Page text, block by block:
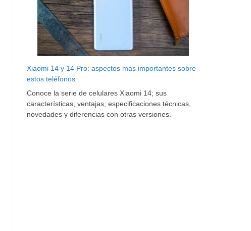
Xiaomi 14 y 14 Pro: aspectos más importantes sobre
estos teléfonos
Conoce la serie de celulares Xiaomi 14; sus
características, ventajas, especificaciones técnicas,
novedades y diferencias con otras versiones.